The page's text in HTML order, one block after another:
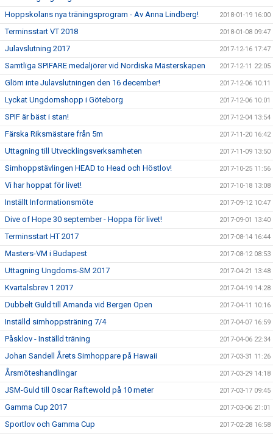
Hoppskolans nya träningsprogram - Av Anna Lindberg! 2018-01-19 16:00
Terminsstart VT 2018 2018-01-08 09:47
Julavslutning 2017 2017-12-16 17:47
Samtliga SPIFARE medaljörer vid Nordiska Mästerskapen 2017-12-11 22:05
Glöm inte Julavslutningen den 16 december! 2017-12-06 10:11
Lyckat Ungdomshopp i Göteborg 2017-12-06 10:01
SPIF är bäst i stan! 2017-12-04 13:54
Färska Riksmästare från 5m 2017-11-20 16:42
Uttagning till Utvecklingsverksamheten 2017-11-09 13:50
Simhoppstävlingen HEAD to Head och Höstlov! 2017-10-25 11:56
Vi har hoppat för livet! 2017-10-18 13:08
Inställt Informationsmöte 2017-09-12 10:47
Dive of Hope 30 september - Hoppa för livet! 2017-09-01 13:40
Terminsstart HT 2017 2017-08-14 16:44
Masters-VM i Budapest 2017-08-12 08:53
Uttagning Ungdoms-SM 2017 2017-04-21 13:48
Kvartalsbrev 1 2017 2017-04-19 14:28
Dubbelt Guld till Amanda vid Bergen Open 2017-04-11 10:16
Inställd simhoppsträning 7/4 2017-04-07 16:59
Påsklov - Inställd träning 2017-04-06 22:34
Johan Sandell Årets Simhoppare på Hawaii 2017-03-31 11:26
Årsmöteshandlingar 2017-03-29 14:18
JSM-Guld till Oscar Raftewold på 10 meter 2017-03-17 09:45
Gamma Cup 2017 2017-03-06 21:01
Sportlov och Gamma Cup 2017-02-28 16:58